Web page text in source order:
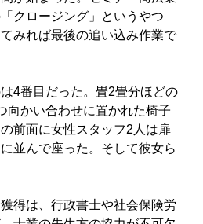
クロージング」というやつ
みれば最後の追い込み作業で
4番目だった。畳2畳分ほどの
向かい合わせに置かれた椅子
前面に女性スタッフ2人は扉
並んで座った。そして彼女ら
獲得は、行政書士や社会保険労